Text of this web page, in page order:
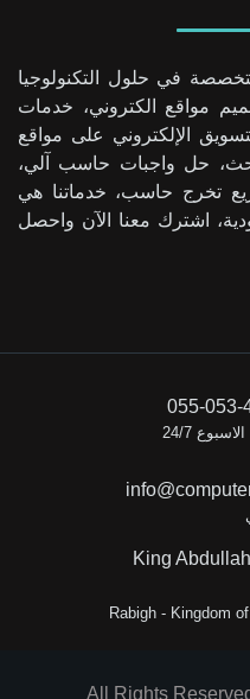
في حلول التكنولوجيا
مواقع الكتروني، خدمات
الإلكتروني على مواقع
حل واجبات حاسب آلي،
تخرج حاسب، خدماتنا هي
اشترك معنا الآن واحصل
055-053-
24/7
King
Rabigh - Kingdom
All Rights